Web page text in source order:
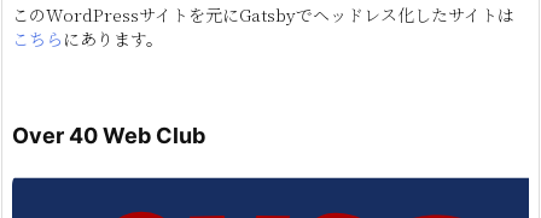
このWordPressサイトを元にGatsbyでヘッドレス化したサイトは
こちら にあります。
Over 40 Web Club